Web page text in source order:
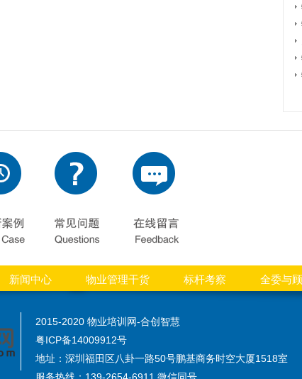
新闻中心 物业管理干货 标杆考察 全委与
2015-2020 物业培训网-合创智慧
粤ICP备14009912号
地址：深圳福田区八卦一路50号鹏基商务时空大厦1518室